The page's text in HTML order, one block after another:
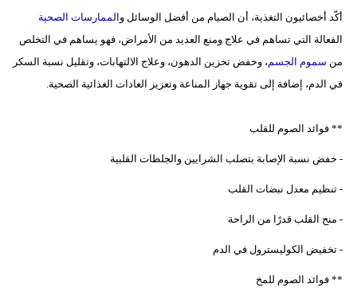
أكّد أخصائيون التغذية، أن الصيام من أفضل الوسائل و الممارسات الصحية
الفعالة التي تساهم في علاج ومنع العديد من الأمراض، فهو يساهم في التخلص
من سموم الجسم، وخفض تخزين الدهون، وعلاج الالتهابات، وتقليل نسبة السكر
في الدم، إضافة إلى تقوية جهاز المناعة وتعزيز العادات الغذائية الصحية.
** فوائد الصوم للقلب
- خفض نسبة الإصابة بتصلب الشرايين والجلطات القلبية
- تنظيم معدل نبضات القلب
- منح القلب قدرًا من الراحة
- تخفيض الكوليسترول في الدم
** فوائد الصوم للمخ